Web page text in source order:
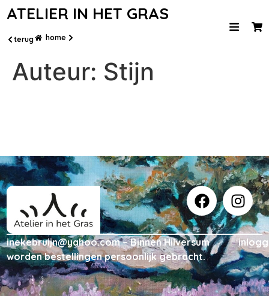
ATELIER IN HET GRAS
terug home
Auteur: Stijn
inekebruijn@yahoo.com – Binnen Hilversum
worden bestellingen persoonlijk gebracht.